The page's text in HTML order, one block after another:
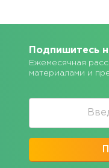
Подпишитесь
Ежемесячная
материалами и